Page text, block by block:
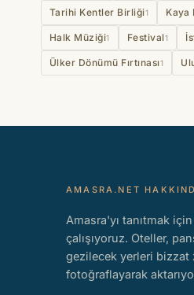
Tarihi Kentler Birliği1 Kaya
Halk Müziği1 Festival1
Ülker Dönümü Fırtınası1
AMASRA.NET
Amasra'yı tanıtmak
çalışıyoruz. Oteller,
gezilecek yerleri bizzat
fotoğraflayarak